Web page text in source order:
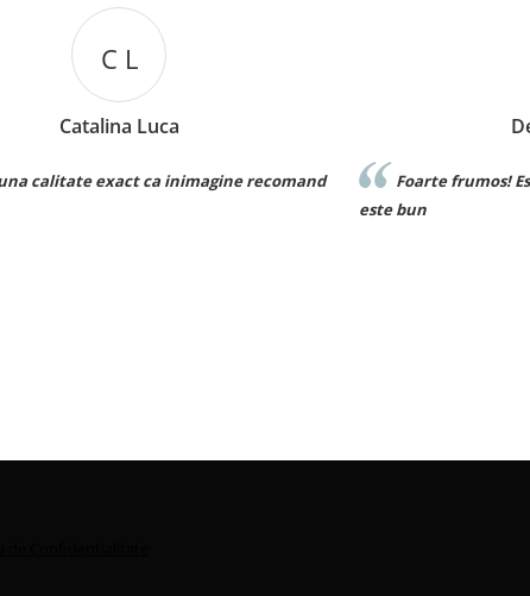
Foarte frumos! Este exact ca in poza si materialul